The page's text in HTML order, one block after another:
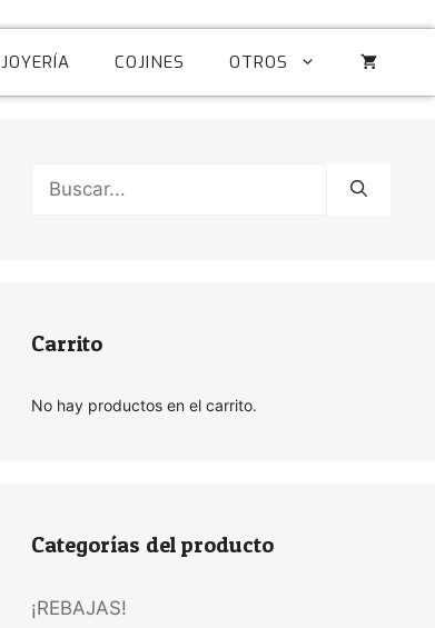
JOYERÍA COJINES OTROS
Buscar:
Carrito
No hay productos en el carrito.
Categorías del producto
¡REBAJAS!